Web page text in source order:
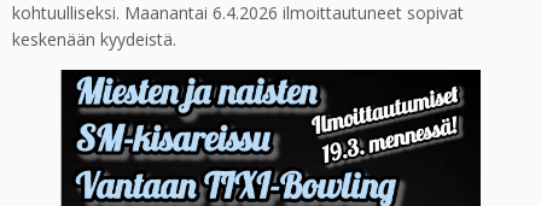
kohtuulliseksi. Maanantai 6.4.2026 ilmoittautuneet sopivat
keskenään kyydeistä.